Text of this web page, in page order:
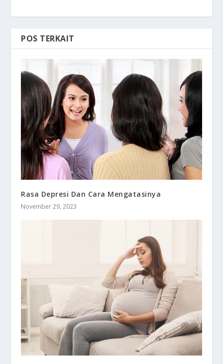
POS TERKAIT
Rasa Depresi Dan Cara Mengatasinya
November 29, 2023